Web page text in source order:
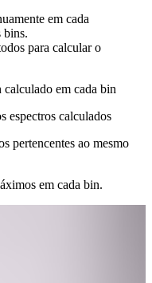
em cada
bins.
para calcular o
em cada bin
espectros calculados
pertencentes ao mesmo
em cada bin.